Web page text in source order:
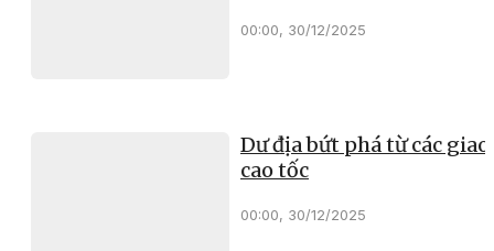
00:00, 30/12/2025
Dư địa bứt phá từ các
cao tốc
00:00, 30/12/2025